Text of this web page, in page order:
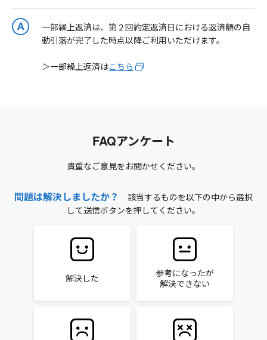
一部繰上返済は、第２回約定返済日における返済額の自
動引落が完了した時点以降ご利用いただけます。
＞一部繰上返済はこちら
FAQアンケート
貴重なご意見をお聞かせください。
問題は解決しましたか？
該当するものを以下の中から選択
して送信ボタンを押してください。
解決した
参考になったが
解決できない